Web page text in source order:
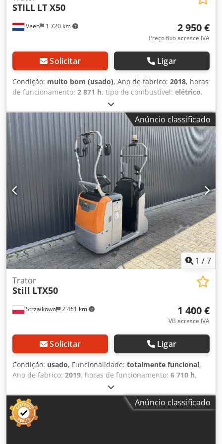
Veen 1 720 km
STILL LT X50
2 950 €
Preço fixo acresce IVA
Solicitar Ligar
Condição: muito bom (usado), Ano de fabrico: 2018, horas
de funcionamento: 2 871 h, tipo de combustível: elétrico,
outro
Djdpfx Ajzka Elea Teck Capacidade de elevação: 5.000 kg
Comprimento dos garfos: 0 cm Bateria 24V 3PzS 465Ah,
ano 2021! Carregador de alta frequência de 220V, pneus
com 90% de vida útil, capô em perfeitas condições!
Anúncio classificado
1 /7
Strzałkowo 2 461 km
Trator
Still LTX50
1 400 €
VB acresce IVA
Solicitar Ligar
Condição: usado, Funcionalidade: totalmente funcional,
Ano de fabrico: 2019, horas de funcionamento: 6 710 h,
5 000 kg, tipo de combustível:
elétrico, tipo de transmissão:Elektro, Trator Estado:
Pronto a ser utilizado e totalmente funcional Djdpow
Nlvusfx Aa Tsck Estado técnico: bom Volt da bateria: 24V
Anúncio classificado